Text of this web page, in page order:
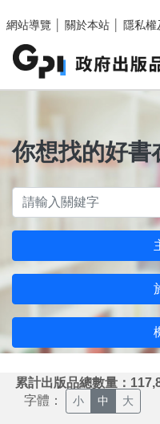
網站導覽
關於本站 隱私權
你想找的好書
累計出版品總數量：
字體： 小 中 大